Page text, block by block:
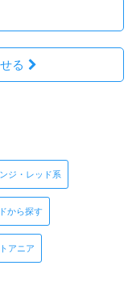
る
ジ・レッド系
から探す
アニア